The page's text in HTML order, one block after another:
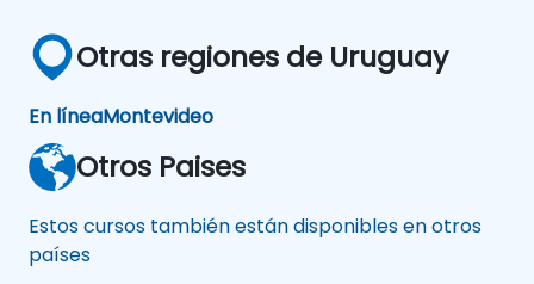
Otras regiones de Uruguay
En líneaMontevideo
Otros Paises
Estos cursos también están disponibles en otros
países